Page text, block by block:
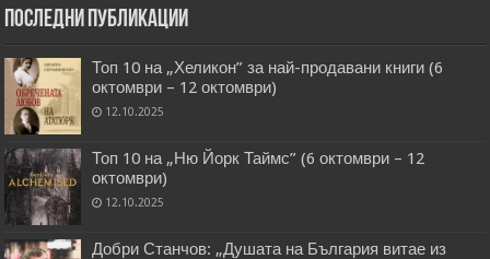
Последни публикации
Топ 10 на „Хеликон” за най-продавани книги (6
октомври – 12 октомври)
12.10.2025
Топ 10 на „Ню Йорк Таймс” (6 октомври – 12
октомври)
12.10.2025
Добри Станчов: „Душата на България витае из